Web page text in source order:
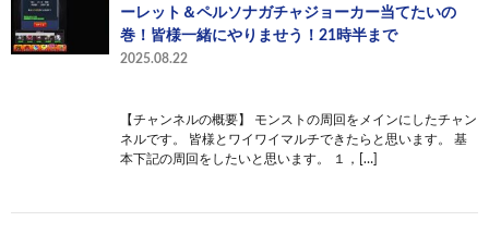
ーレット＆ペルソナガチャジョーカー当てたいの
巻！皆様一緒にやりませう！21時半まで
2025.08.22
【チャンネルの概要】 モンストの周回をメインにしたチャン
ネルです。 皆様とワイワイマルチできたらと思います。 基
本下記の周回をしたいと思います。 １，[…]